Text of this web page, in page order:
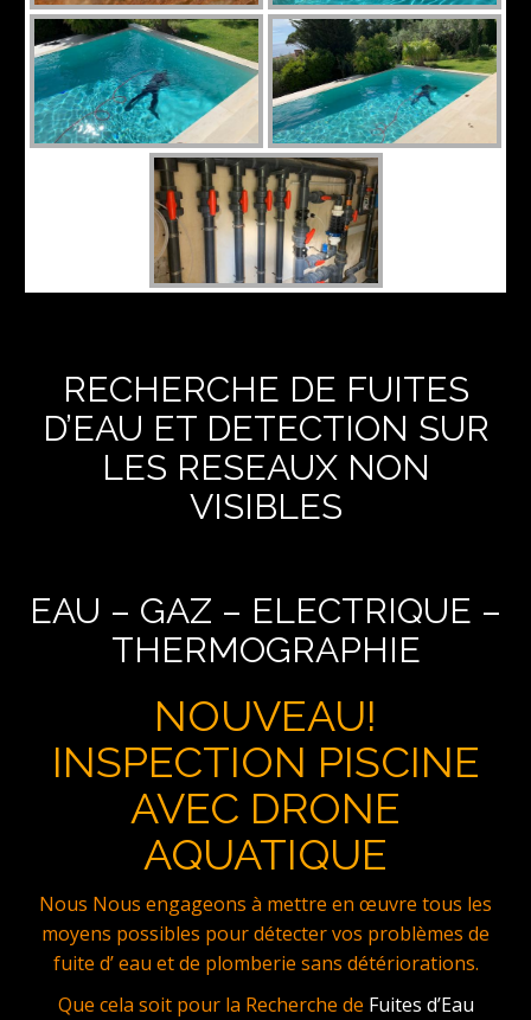
RECHERCHE DE FUITES
D’EAU ET DETECTION SUR
LES RESEAUX NON
VISIBLES
EAU – GAZ – ELECTRIQUE –
THERMOGRAPHIE
NOUVEAU!
INSPECTION PISCINE
AVEC DRONE
AQUATIQUE
Nous Nous engageons à mettre en œuvre tous les
moyens possibles pour détecter vos problèmes de
fuite d’ eau et de plomberie sans détériorations.
Que cela soit pour la Recherche de Fuites d’Eau